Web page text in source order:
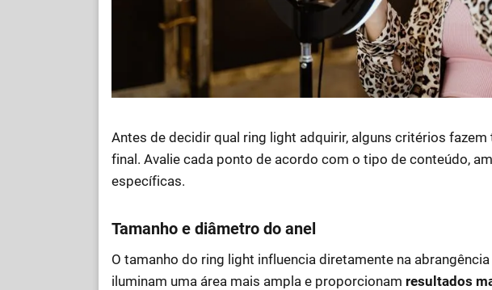
Antes de decidir qual ring light adquirir, alguns critérios
final. Avalie cada ponto de acordo com o tipo de conteúdo,
específicas.
Tamanho e diâmetro do anel
O tamanho do ring light influencia diretamente na
iluminam uma área mais ampla e proporcionam resultados